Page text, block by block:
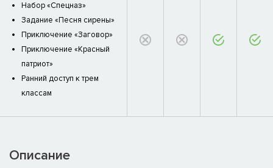
Набор «Спецназ»
Задание «Песня сирены»
Приключение «Заговор»
Приключение «Красный
патриот»
Ранний доступ к трем
классам
Описание